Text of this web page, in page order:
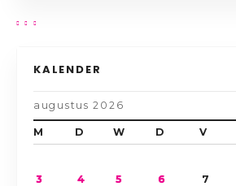
KALENDER
augustus 2026
M D W D V
3
4 5 6 7